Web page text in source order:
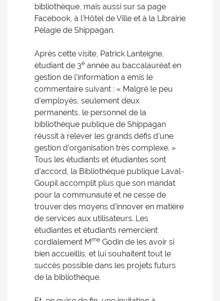
bibliothèque, mais aussi sur sa page
Facebook, à l’Hôtel de Ville et à la Librairie
Pélagie de Shippagan.
Après cette visite, Patrick Lanteigne,
étudiant de 3e année au baccalauréat en
gestion de l’information a émis le
commentaire suivant : « Malgré le peu
d'employés, seulement deux
permanents, le personnel de la
bibliothèque publique de Shippagan
réussit à relever les grands défis d'une
gestion d’organisation très complexe. »
Tous les étudiants et étudiantes sont
d’accord, la Bibliothèque publique Laval-
Goupil accomplit plus que son mandat
pour la communauté et ne cesse de
trouver des moyens d’innover en matière
de services aux utilisateurs. Les
étudiantes et étudiants remercient
cordialement Mme Godin de les avoir si
bien accueillis, et lui souhaitent tout le
succès possible dans les projets futurs
de la bibliothèque.